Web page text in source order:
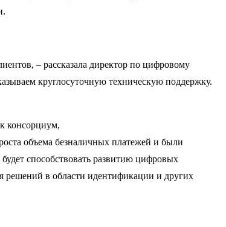
– рассказала директор по цифровому
круглосуточную техническую поддержку.
консорциум,
объема безналичных платежей и были
способствовать развитию цифровых
в области идентификации и других